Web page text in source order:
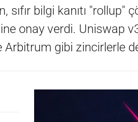
sıfır bilgi kanıtı
onay verdi. Uniswap
gibi zincirlerle